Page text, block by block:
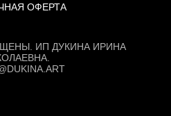
ОФЕРТА
ИП ДУКИНА ИРИНА